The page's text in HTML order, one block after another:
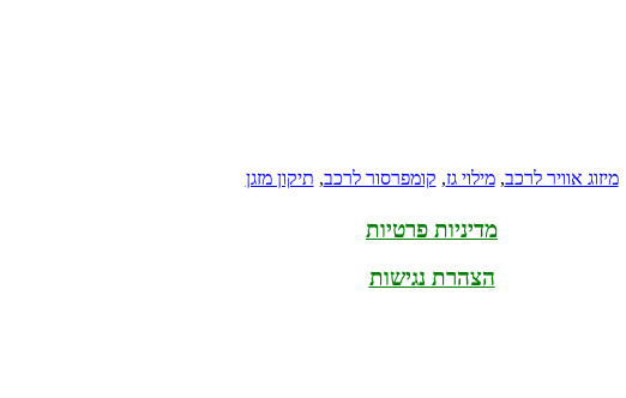
מיזוג אוויר לרכב,מילוי גז, קומפרסור לרכב, תיקון מזגן
מדיניות פרטיות
הצהרת נגישות